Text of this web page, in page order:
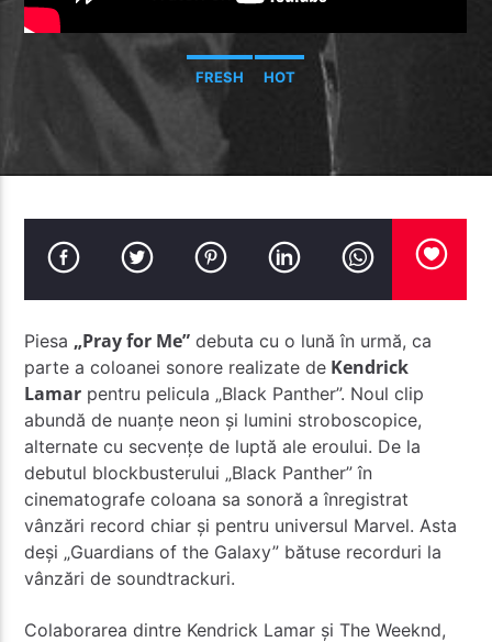
Radio Studentus
FRESH HOT
Piesa „Pray for Me” debuta cu o lună în urmă, ca
parte a coloanei sonore realizate de Kendrick
Lamar pentru pelicula „Black Panther”. Noul clip
abundă de nuanţe neon şi lumini stroboscopice,
alternate cu secvenţe de luptă ale eroului. De la
debutul blockbusterului „Black Panther” în
cinematografe coloana sa sonoră a înregistrat
vânzări record chiar şi pentru universul Marvel. Asta
deşi „Guardians of the Galaxy” bătuse recorduri la
vânzări de soundtrackuri.
Colaborarea dintre Kendrick Lamar şi The Weeknd,